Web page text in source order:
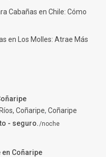
Cabañas en Chile: Cómo
en Los Molles: Atrae Más
Coñaripe, Coñaripe
- seguro./noche
en Coñaripe